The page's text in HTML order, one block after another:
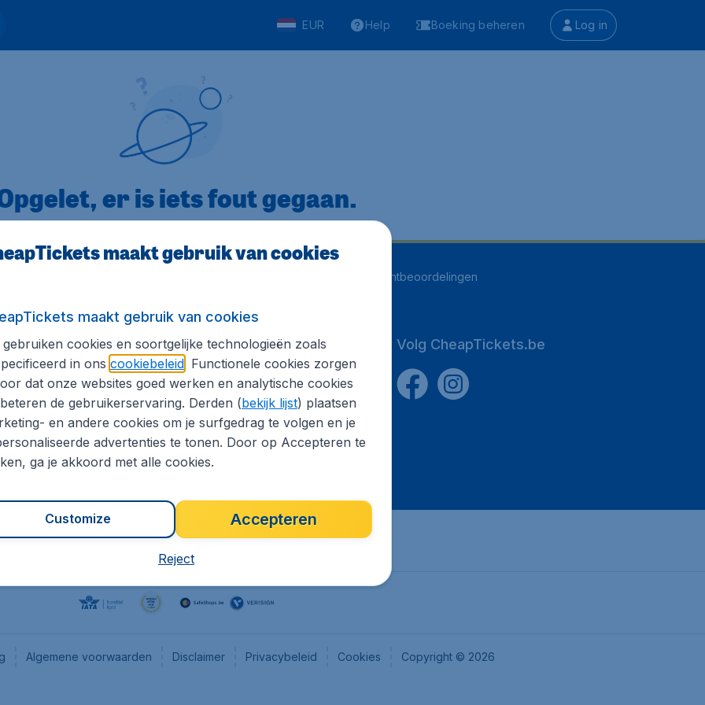
EUR Help Boeking beheren Log in
er is iets fout gegaan.
klantbeoordelingen
informatie
Internationale sites
Flugladen.de
CheapTickets.ch
CheapTickets.nl
CheapTickets.sg
Volg CheapTickets.be
Algemene voorwaarden Disclaimer Privacybeleid Cookies Copyright © 2026
maakt gebruik van cookies
maakt gebruik van cookies
gebruiken cookies en soortgelijke technologieën zoals
in ons cookiebeleid. Functionele cookies zorgen
dat onze websites goed werken en analytische cookies
de gebruikerservaring. Derden (bekijk lijst) plaatsen
en andere cookies om je surfgedrag te volgen en je
advertenties te tonen. Door op Accepteren te
ga je akkoord met alle cookies.
Accepteren
Customize
Reject